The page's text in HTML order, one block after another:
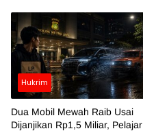
Hukrim
Dua Mobil Mewah Raib Usai
Dijanjikan Rp1,5 Miliar, Pelajar